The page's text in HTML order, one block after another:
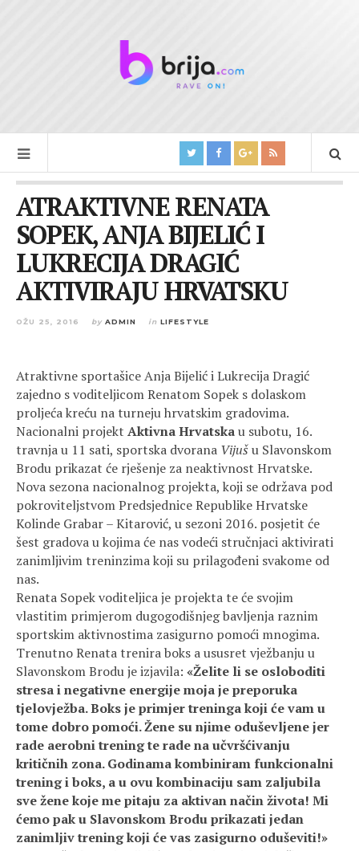
ATRAKTIVNE RENATA
SOPEK, ANJA BIJELIĆ I
LUKRECIJA DRAGIĆ
AKTIVIRAJU HRVATSKU
OŽU 25, 2016 by ADMIN in LIFESTYLE
Atraktivne sportašice Anja Bijelić i Lukrecija Dragić
zajedno s voditeljicom Renatom Sopek s dolaskom
proljeća kreću na turneju hrvatskim gradovima.
Nacionalni projekt Aktivna Hrvatskau subotu, 16.
travnja u 11 sati, sportska dvorana Vijušu Slavonskom
Brodu prikazat će rješenje za neaktivnost Hrvatske.
Nova sezona nacionalnog projekta, koji se održava pod
pokroviteljstvom Predsjednice Republike Hrvatske
Kolinde Grabar – Kitarović, u sezoni 2016. posjetit će
šest gradova u kojima će nas vodeći stručnjaci aktivirati
zanimljivim treninzima koji su prilagođeni svakome od
nas.
Renata Sopek voditeljica je projekta te će svojim
vlastitim primjerom dugogodišnjeg bavljenja raznim
sportskim aktivnostima zasigurno pomoći mnogima.
Trenutno Renata trenira boks a ususret vježbanju u
Slavonskom Brodu je izjavila: «Želite li se osloboditi
stresa i negativne energije moja je preporuka
tjelovježba. Boks je primjer treninga koji će vam u
tome dobro pomoći. Žene su njime oduševljene jer
rade aerobni trening te rade na učvršćivanju
kritičnih zona. Godinama kombiniram funkcionalni
trening i boks, a u ovu kombinaciju sam zaljubila
sve žene koje me pitaju za aktivan način života! Mi
ćemo pak u Slavonskom Brodu prikazati jedan
zanimljiv trening koji će vas zasigurno oduševiti!»